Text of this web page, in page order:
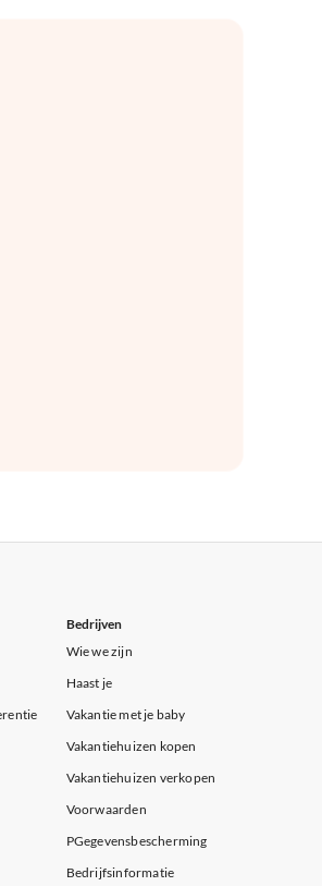
Bedrijven
Wie we zijn
Haast je
Vakantie met je baby
Vakantiehuizen kopen
Vakantiehuizen verkopen
Voorwaarden
PGegevensbescherming
Bedrijfsinformatie